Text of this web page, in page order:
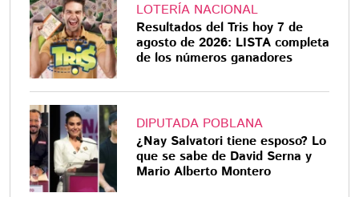
LOTERÍA NACIONAL
Resultados del Tris hoy 7 de
agosto de 2026: LISTA completa
de los números ganadores
DIPUTADA POBLANA
¿Nay Salvatori tiene esposo? Lo
que se sabe de David Serna y
Mario Alberto Montero